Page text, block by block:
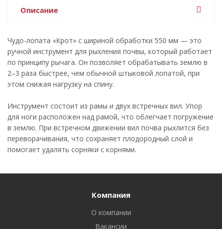
Описание
Чудо-лопата «Крот» с шириной обработки 550 мм — это
ручной инструмент для рыхления почвы, который работает
по принципу рычага. Он позволяет обрабатывать землю в
2–3 раза быстрее, чем обычной штыковой лопатой, при
этом снижая нагрузку на спину.
Инструмент состоит из рамы и двух встречных вил. Упор
для ноги расположен над рамой, что облегчает погружение
в землю. При встречном движении вил почва рыхлится без
переворачивания, что сохраняет плодородный слой и
помогает удалять сорняки с корнями.
Компания
О компании
Вакансии